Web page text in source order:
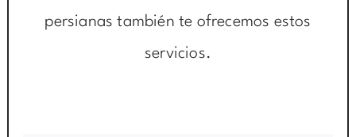
persianas también te ofrecemos estos
servicios.